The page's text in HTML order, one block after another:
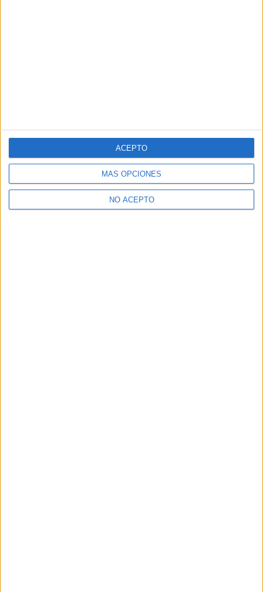
MÁS OPCIONES
NO ACEPTO
ACEPTO